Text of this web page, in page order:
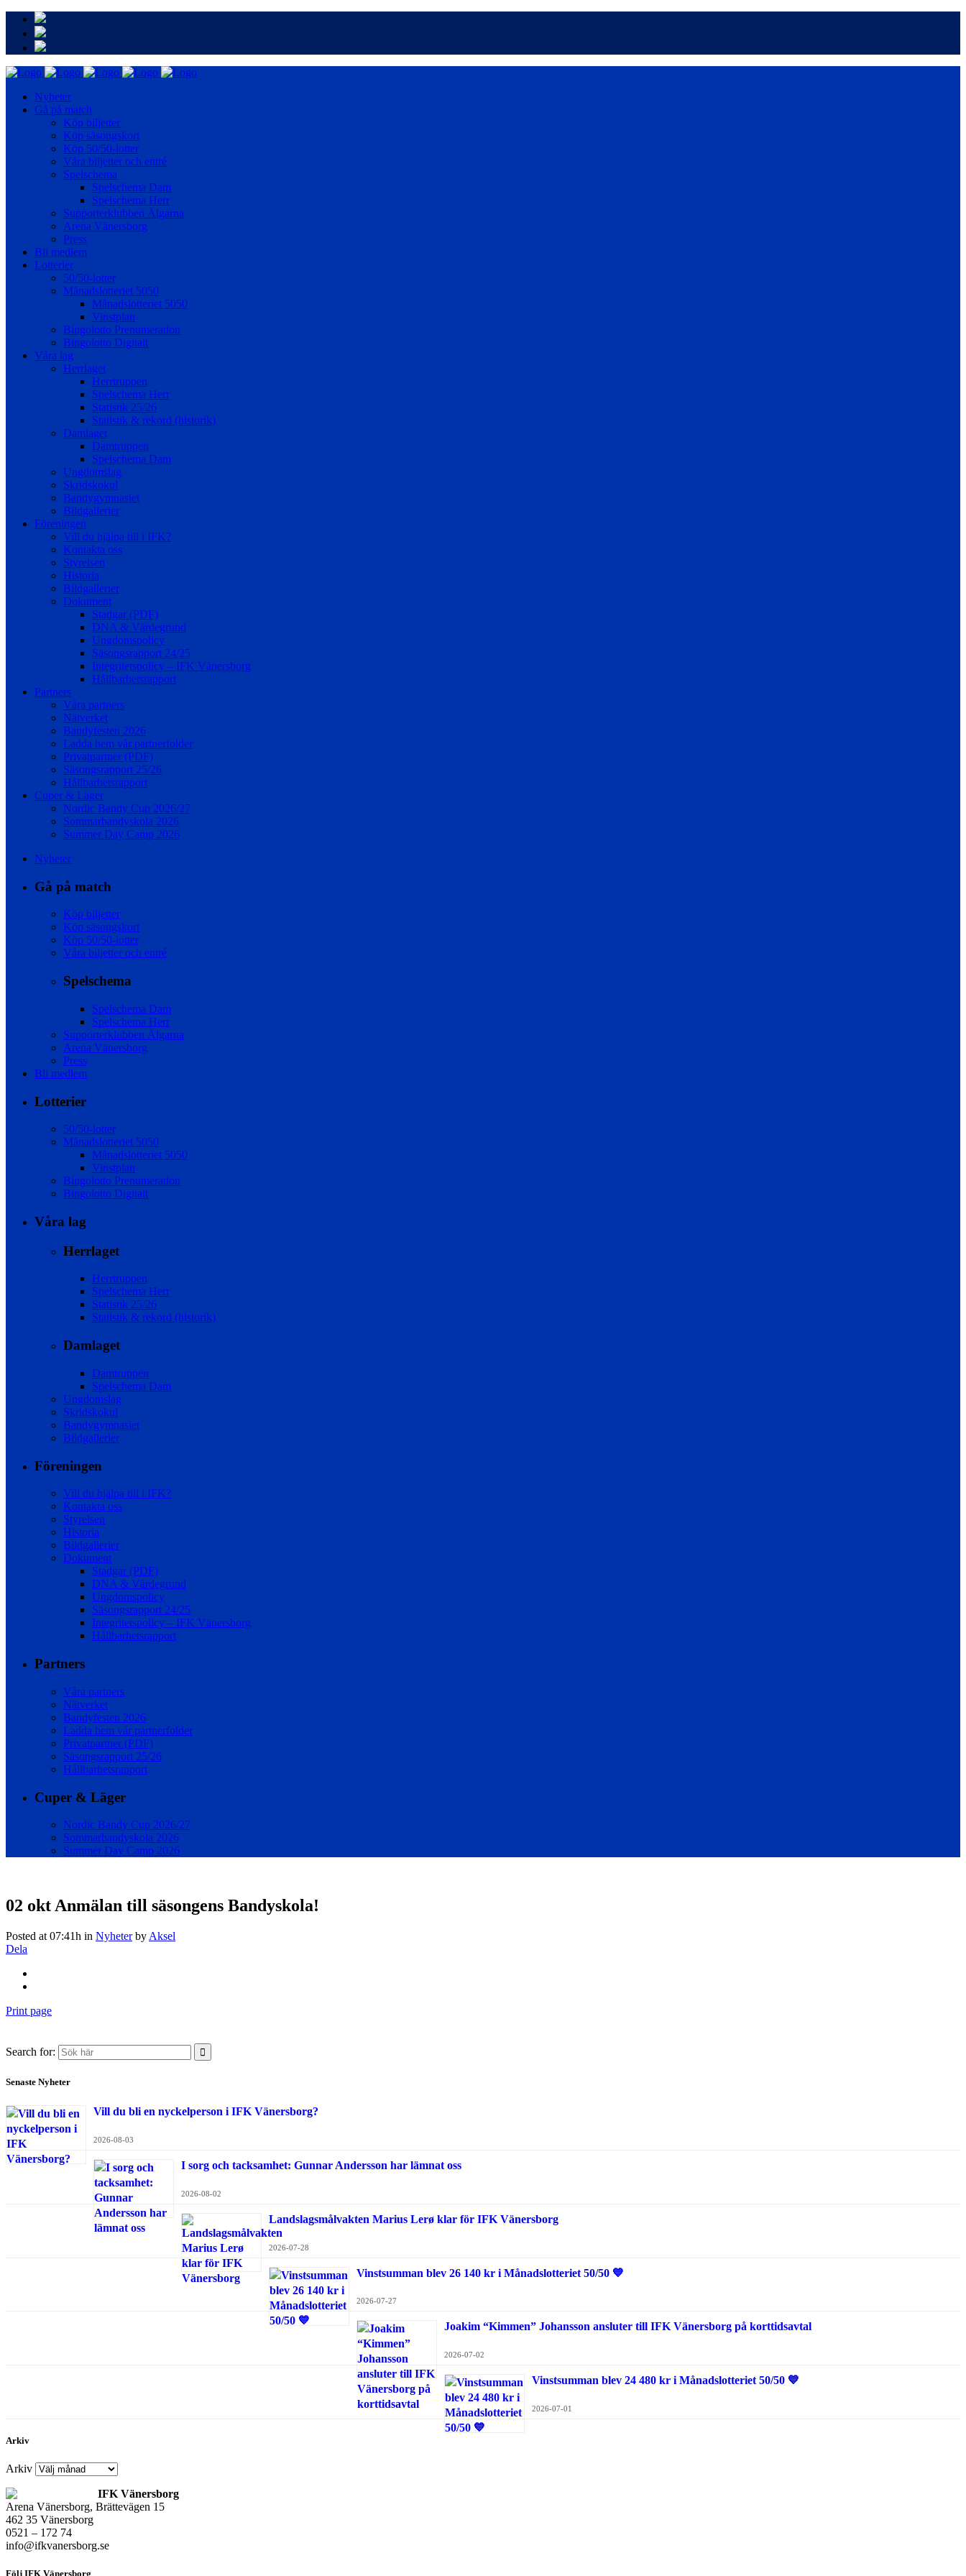
Nyheter
Gå på match
Köp biljetter
Köp säsongskort
Köp 50/50-lotter
Våra biljetter och entré
Spelschema
Spelschema Dam
Spelschema Herr
Supporterklubben Älgarna
Arena Vänersborg
Press
Bli medlem
Lotterier
50/50-lotter
Månadslotteriet 5050
Månadslotteriet 5050
Vinstplan
Bingolotto Prenumeration
Bingolotto Digitalt
Våra lag
Herrlaget
Herrtruppen
Spelschema Herr
Statistik 25/26
Statistik & rekord (historik)
Damlaget
Damtruppen
Spelschema Dam
Ungdomslag
Skridskokul
Bandygymnasiet
Bildgallerier
Föreningen
Vill du hjälpa till i IFK?
Kontakta oss
Styrelsen
Historia
Bildgallerier
Dokument
Stadgar (PDF)
DNA & Värdegrund
Ungdomspolicy
Säsongsrapport 24/25
Integritetspolicy – IFK Vänersborg
Hållbarhetsrapport
Partners
Våra partners
Nätverket
Bandyfesten 2026
Ladda hem vår partnerfolder
Privatpartner (PDF)
Säsongsrapport 25/26
Hållbarhetsrapport
Cuper & Läger
Nordic Bandy Cup 2026/27
Sommarbandyskola 2026
Summer Day Camp 2026
Nyheter
Gå på match
Köp biljetter
Köp säsongskort
Köp 50/50-lotter
Våra biljetter och entré
Spelschema
Spelschema Dam
Spelschema Herr
Supporterklubben Älgarna
Arena Vänersborg
Press
Bli medlem
Lotterier
50/50-lotter
Månadslotteriet 5050
Månadslotteriet 5050
Vinstplan
Bingolotto Prenumeration
Bingolotto Digitalt
Våra lag
Herrlaget
Herrtruppen
Spelschema Herr
Statistik 25/26
Statistik & rekord (historik)
Damlaget
Damtruppen
Spelschema Dam
Ungdomslag
Skridskokul
Bandygymnasiet
Bildgallerier
Föreningen
Vill du hjälpa till i IFK?
Kontakta oss
Styrelsen
Historia
Bildgallerier
Dokument
Stadgar (PDF)
DNA & Värdegrund
Ungdomspolicy
Säsongsrapport 24/25
Integritetspolicy – IFK Vänersborg
Hållbarhetsrapport
Partners
Våra partners
Nätverket
Bandyfesten 2026
Ladda hem vår partnerfolder
Privatpartner (PDF)
Säsongsrapport 25/26
Hållbarhetsrapport
Cuper & Läger
Nordic Bandy Cup 2026/27
Sommarbandyskola 2026
Summer Day Camp 2026
02 okt Anmälan till säsongens Bandyskola!
Posted at 07:41h in Nyheter by Aksel
Dela
Print page
Search for:
Senaste Nyheter
Vill du bli en nyckelperson i IFK Vänersborg?
2026-08-03
I sorg och tacksamhet: Gunnar Andersson har lämnat oss
2026-08-02
Landslagsmålvakten Marius Lerø klar för IFK Vänersborg
2026-07-28
Vinstsumman blev 26 140 kr i Månadslotteriet 50/50 💙
2026-07-27
Joakim “Kimmen” Johansson ansluter till IFK Vänersborg på korttidsavtal
2026-07-02
Vinstsumman blev 24 480 kr i Månadslotteriet 50/50 💙
2026-07-01
Arkiv
Arkiv
IFK Vänersborg
Arena Vänersborg, Brättevägen 15
462 35 Vänersborg
0521 – 172 74
info@ifkvanersborg.se
Följ IFK Vänersborg